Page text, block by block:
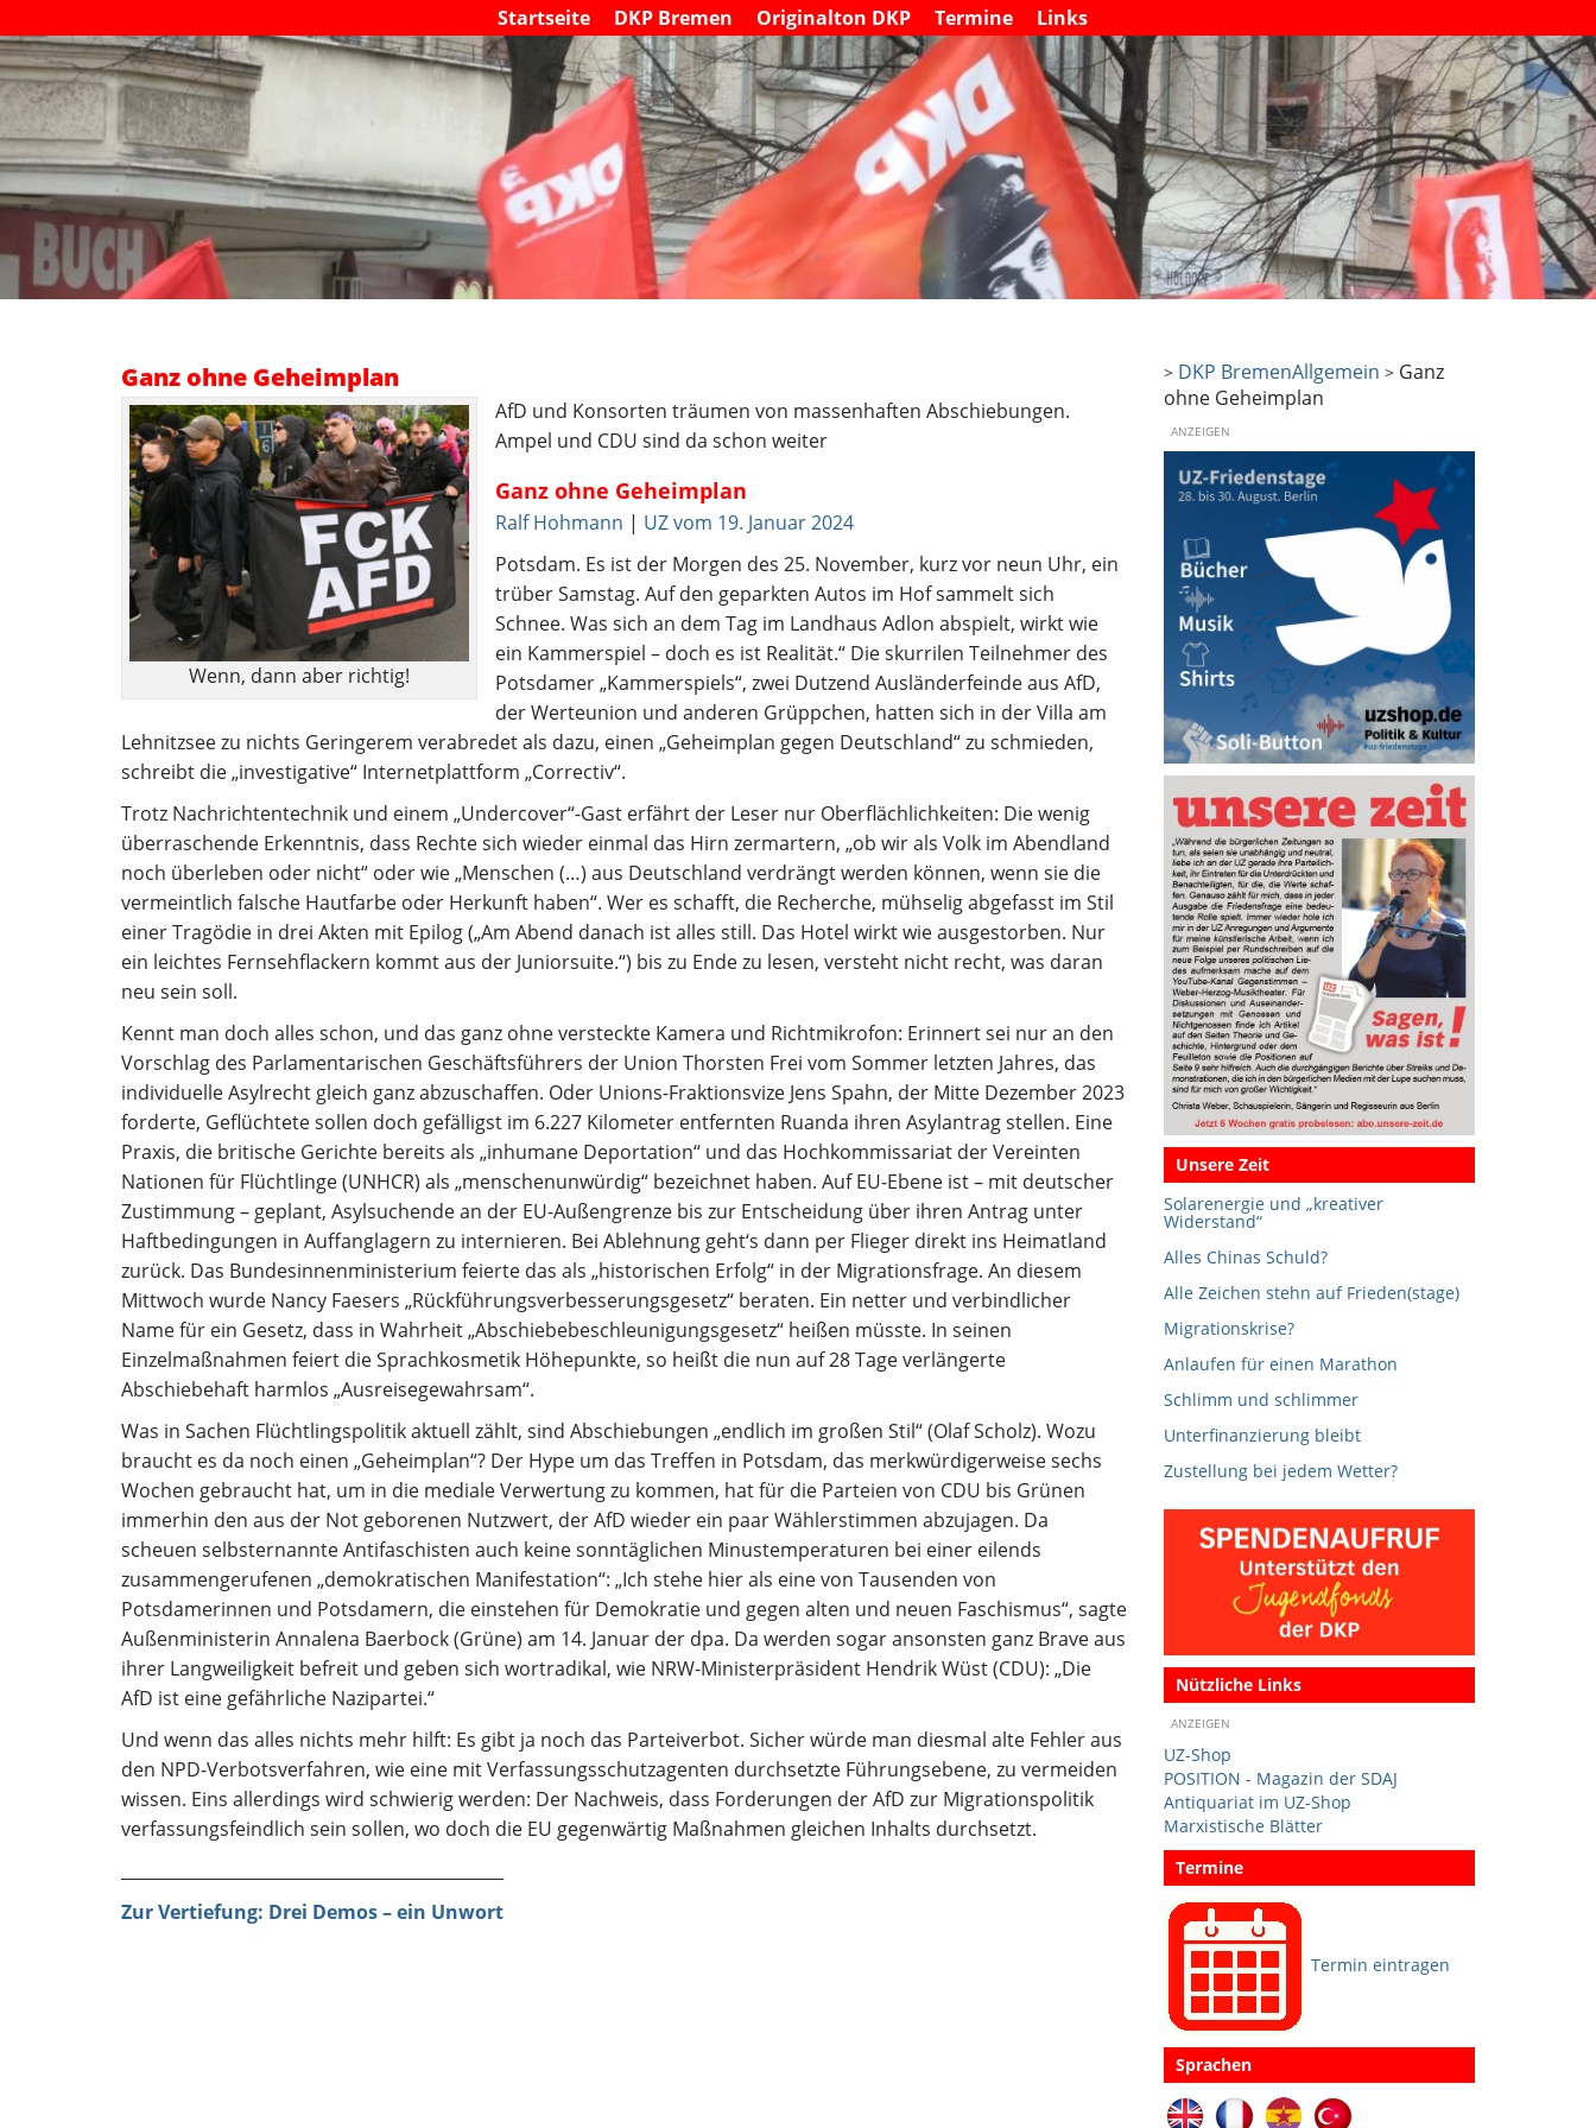
M
a
i
n
m
e
n
S
k
i
p
t
o
c
t
e
n
Startseite DKP Bremen Originalton DKP Termine Links
Ganz ohne Geheimplan
Wenn, dann aber richtig!
AfD und Konsorten träumen von massenhaften Abschiebungen.
Ampel und CDU sind da schon weiter
Ganz ohne Geheimplan
Ralf Hohmann | UZ vom 19. Januar 2024
Potsdam. Es ist der Morgen des 25. November, kurz vor neun Uhr, ein
trüber Samstag. Auf den geparkten Autos im Hof sammelt sich
Schnee. Was sich an dem Tag im Landhaus Adlon abspielt, wirkt wie
ein Kammerspiel – doch es ist Realität.“ Die skurrilen Teilnehmer des
Potsdamer „Kammerspiels“, zwei Dutzend Ausländerfeinde aus AfD,
der Werteunion und anderen Grüppchen, hatten sich in der Villa am
Lehnitzsee zu nichts Geringerem verabredet als dazu, einen „Geheimplan gegen Deutschland“ zu schmieden,
schreibt die „investigative“ Internetplattform „Correctiv“.
Trotz Nachrichtentechnik und einem „Undercover“-Gast erfährt der Leser nur Oberflächlichkeiten: Die wenig
überraschende Erkenntnis, dass Rechte sich wieder einmal das Hirn zermartern, „ob wir als Volk im Abendland
noch überleben oder nicht“ oder wie „Menschen (…) aus Deutschland verdrängt werden können, wenn sie die
vermeintlich falsche Hautfarbe oder Herkunft haben“. Wer es schafft, die Recherche, mühselig abgefasst im Stil
einer Tragödie in drei Akten mit Epilog („Am Abend danach ist alles still. Das Hotel wirkt wie ausgestorben. Nur
ein leichtes Fernsehflackern kommt aus der Juniorsuite.“) bis zu Ende zu lesen, versteht nicht recht, was daran
neu sein soll.
Kennt man doch alles schon, und das ganz ohne versteckte Kamera und Richtmikrofon: Erinnert sei nur an den
Vorschlag des Parlamentarischen Geschäftsführers der Union Thorsten Frei vom Sommer letzten Jahres, das
individuelle Asylrecht gleich ganz abzuschaffen. Oder Unions-Fraktionsvize Jens Spahn, der Mitte Dezember 2023
forderte, Geflüchtete sollen doch gefälligst im 6.227 Kilometer entfernten Ruanda ihren Asylantrag stellen. Eine
Praxis, die britische Gerichte bereits als „inhumane Deportation“ und das Hochkommissariat der Vereinten
Nationen für Flüchtlinge (UNHCR) als „menschenunwürdig“ bezeichnet haben. Auf EU-Ebene ist – mit deutscher
Zustimmung – geplant, Asylsuchende an der EU-Außengrenze bis zur Entscheidung über ihren Antrag unter
Haftbedingungen in Auffanglagern zu internieren. Bei Ablehnung geht‘s dann per Flieger direkt ins Heimatland
zurück. Das Bundesinnenministerium feierte das als „historischen Erfolg“ in der Migrationsfrage. An diesem
Mittwoch wurde Nancy Faesers „Rückführungsverbesserungsgesetz“ beraten. Ein netter und verbindlicher
Name für ein Gesetz, dass in Wahrheit „Abschiebebeschleunigungsgesetz“ heißen müsste. In seinen
Einzelmaßnahmen feiert die Sprachkosmetik Höhepunkte, so heißt die nun auf 28 Tage verlängerte
Abschiebehaft harmlos „Ausreisegewahrsam“.
Was in Sachen Flüchtlingspolitik aktuell zählt, sind Abschiebungen „endlich im großen Stil“ (Olaf Scholz). Wozu
braucht es da noch einen „Geheimplan“? Der Hype um das Treffen in Potsdam, das merkwürdigerweise sechs
Wochen gebraucht hat, um in die mediale Verwertung zu kommen, hat für die Parteien von CDU bis Grünen
immerhin den aus der Not geborenen Nutzwert, der AfD wieder ein paar Wählerstimmen abzujagen. Da
scheuen selbsternannte Antifaschisten auch keine sonntäglichen Minustemperaturen bei einer eilends
zusammengerufenen „demokratischen Manifestation“: „Ich stehe hier als eine von Tausenden von
Potsdamerinnen und Potsdamern, die einstehen für Demokratie und gegen alten und neuen Faschismus“, sagte
Außenministerin Annalena Baerbock (Grüne) am 14. Januar der dpa. Da werden sogar ansonsten ganz Brave aus
ihrer Langweiligkeit befreit und geben sich wortradikal, wie NRW-Ministerpräsident Hendrik Wüst (CDU): „Die
AfD ist eine gefährliche Nazipartei.“
Und wenn das alles nichts mehr hilft: Es gibt ja noch das Parteiverbot. Sicher würde man diesmal alte Fehler aus
den NPD-Verbotsverfahren, wie eine mit Verfassungsschutzagenten durchsetzte Führungsebene, zu vermeiden
wissen. Eins allerdings wird schwierig werden: Der Nachweis, dass Forderungen der AfD zur Migrationspolitik
verfassungsfeindlich sein sollen, wo doch die EU gegenwärtig Maßnahmen gleichen Inhalts durchsetzt.
Zur Vertiefung: Drei Demos – ein Unwort
> DKP BremenAllgemein > Ganz
ohne Geheimplan
ANZEIGEN
Unsere Zeit
Solarenergie und „kreativer
Widerstand“
Alles Chinas Schuld?
Alle Zeichen stehn auf Frieden(stage)
Migrationskrise?
Anlaufen für einen Marathon
Schlimm und schlimmer
Unterfinanzierung bleibt
Zustellung bei jedem Wetter?
Nützliche Links
ANZEIGEN
UZ-Shop
POSITION - Magazin der SDAJ
Antiquariat im UZ-Shop
Marxistische Blätter
Termine
Termin eintragen
Sprachen